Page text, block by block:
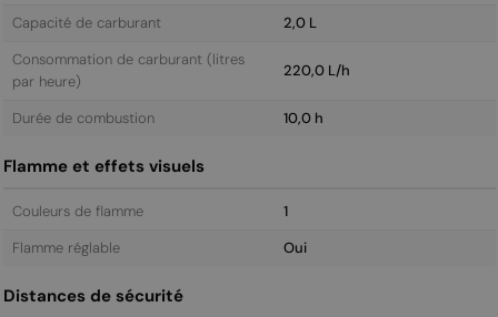
Capacité de carburant
2,0 L
Consommation de carburant (litres
par heure)
220,0 L/h
Durée de combustion 10,0 h
Flamme et effets visuels
Couleurs de flamme
1
Flamme réglable
Oui
Distances de sécurité